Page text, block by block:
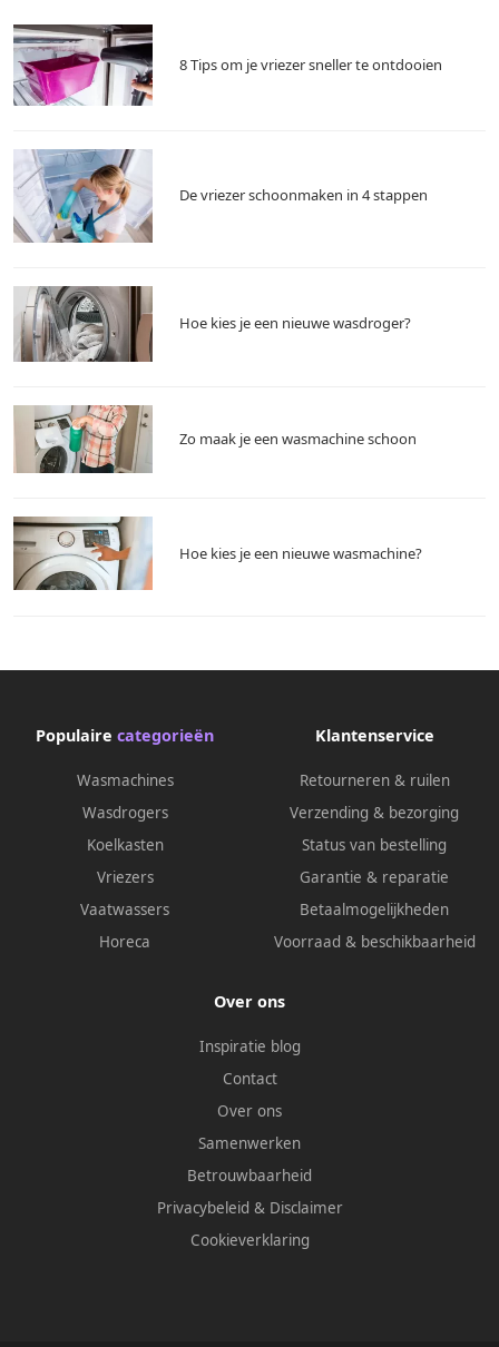
8 Tips om je vriezer sneller te ontdooien
De vriezer schoonmaken in 4 stappen
Hoe kies je een nieuwe wasdroger?
Zo maak je een wasmachine schoon
Hoe kies je een nieuwe wasmachine?
Populaire categorieën
Wasmachines
Wasdrogers
Koelkasten
Vriezers
Vaatwassers
Horeca
Klantenservice
Retourneren & ruilen
Verzending & bezorging
Status van bestelling
Garantie & reparatie
Betaalmogelijkheden
Voorraad & beschikbaarheid
Over ons
Inspiratie blog
Contact
Over ons
Samenwerken
Betrouwbaarheid
Privacybeleid & Disclaimer
Cookieverklaring